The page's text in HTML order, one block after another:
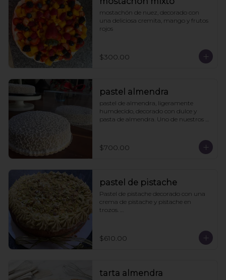
mostachón de nuez, decorado con
una deliciosa cremita, mango y frutos
rojos
$300.00
pastel almendra
pastel de almendra, ligeramente
humdecido, decorado con dulce y
pasta de almendra. Uno de nuestros
$700.00
pastel de pistache
Pastel de pistache decorado con una
crema de pistache y pistache en
trozos.
los que les guste más el pan húmedo.
6 personas
$610.00
tarta almendra